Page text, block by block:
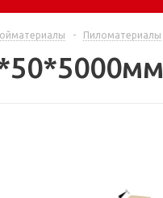
- Пиломатериалы